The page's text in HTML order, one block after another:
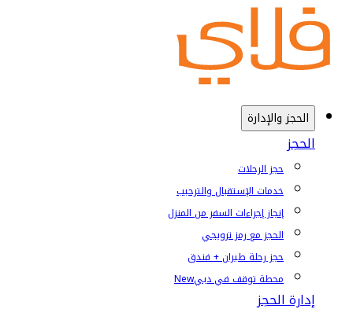
الحجز والإدارة
الحجز
حجز الرحلات
خدمات الإستقبال والترحيب
إنجاز إجراءات السفر من المنزل
الحجز مع رمز ترويجي
حجز رحلة طيران + فندق
محطة توقف في دبيNew
إدارة الحجز